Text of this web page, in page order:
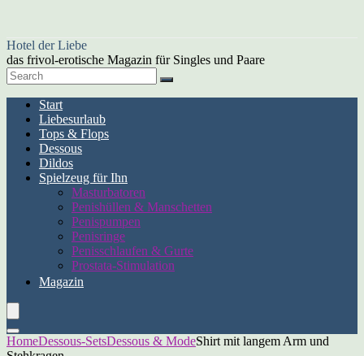
Hotel der Liebe
das frivol-erotische Magazin für Singles und Paare
Start
Liebesurlaub
Tops & Flops
Dessous
Dildos
Spielzeug für Ihn
Masturbatoren
Penishüllen & Manschetten
Penispumpen
Penisringe
Penisschlaufen & Gurte
Prostata-Stimulation
Magazin
HomeDessous-SetsDessous & ModeShirt mit langem Arm und